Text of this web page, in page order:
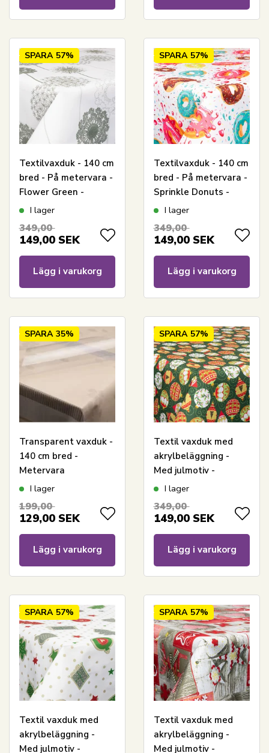
SPARA 57%
Textilvaxduk - 140 cm
bred - På metervara -
Flower Green -
Vaxduk med
I lager
349,00
149,00 SEK
Lägg i varukorg
SPARA 57%
Textilvaxduk - 140 cm
bred - På metervara -
Sprinkle Donuts -
Vaxduk med
I lager
349,00
149,00 SEK
Lägg i varukorg
SPARA 35%
Transparent vaxduk -
140 cm bred -
Metervara
I lager
199,00
129,00 SEK
Lägg i varukorg
SPARA 57%
Textil vaxduk med
akrylbeläggning -
Med julmotiv -
Christmas baubles -
metervara
I lager
349,00
149,00 SEK
Lägg i varukorg
SPARA 57%
Textil vaxduk med
akrylbeläggning -
Med julmotiv -
SPARA 57%
Textil vaxduk med
akrylbeläggning -
Med julmotiv -